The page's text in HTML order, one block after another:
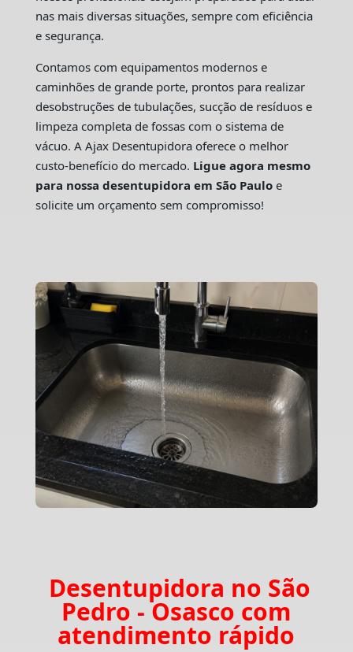
nas mais diversas situações, sempre com eficiência
e segurança.
Contamos com equipamentos modernos e
caminhões de grande porte, prontos para realizar
desobstruções de tubulações, sucção de resíduos e
limpeza completa de fossas com o sistema de
vácuo. A Ajax Desentupidora oferece o melhor
custo-benefício do mercado. Ligue agora mesmo
para nossa desentupidora em São Pauloe
solicite um orçamento sem compromisso!
Desentupidora no São
Pedro - Osasco com
atendimento rápido